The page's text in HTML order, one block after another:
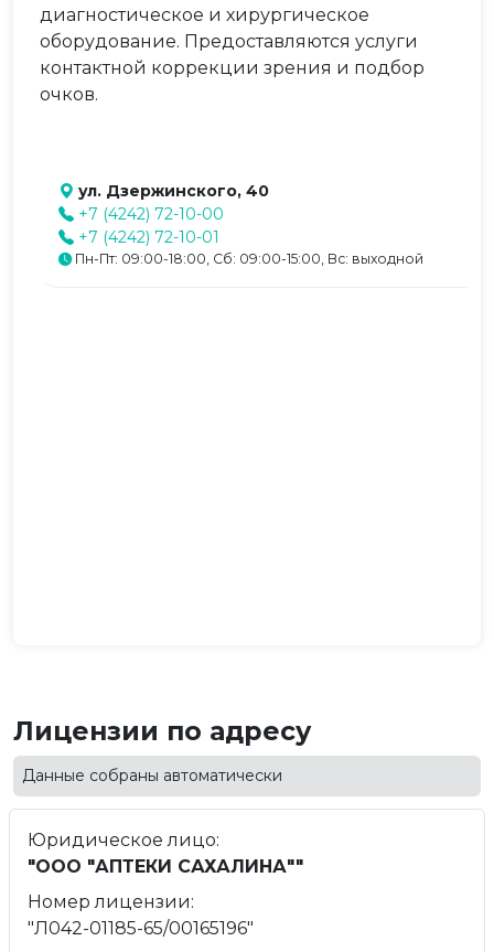
диагностическое и хирургическое
оборудование. Предоставляются услуги
контактной коррекции зрения и подбор
очков.
ул. Дзержинского, 40
+7 (4242) 72-10-00
+7 (4242) 72-10-01
Пн-Пт: 09:00-18:00, Сб: 09:00-15:00, Вс: выходной
Лицензии по адресу
Данные собраны автоматически
Юридическое лицо:
"ООО "АПТЕКИ САХАЛИНА""
Номер лицензии:
"Л042-01185-65/00165196"